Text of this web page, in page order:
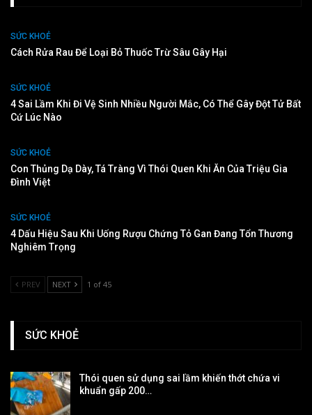
SỨC KHOẺ
Cách Rửa Rau Để Loại Bỏ Thuốc Trừ Sâu Gây Hại
SỨC KHOẺ
4 Sai Lầm Khi Đi Vệ Sinh Nhiều Người Mắc, Có Thể Gây Đột Tử Bất
Cứ Lúc Nào
SỨC KHOẺ
Con Thủng Dạ Dày, Tá Tràng Vì Thói Quen Khi Ăn Của Triệu Gia
Đình Việt
SỨC KHOẺ
4 Dấu Hiệu Sau Khi Uống Rượu Chứng Tỏ Gan Đang Tổn Thương
Nghiêm Trọng
PREV NEXT 1 of 45
SỨC KHOẺ
Thói quen sử dụng sai lầm khiến thớt chứa vi
khuẩn gấp 200…